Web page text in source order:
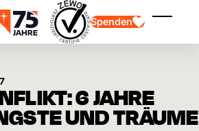
Spenden
6 JAHRE
UND TRÄUME